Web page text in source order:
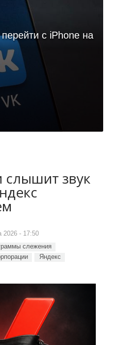
с iPhone на
слышит звук
2026 - 17:50
слежения
Яндекс